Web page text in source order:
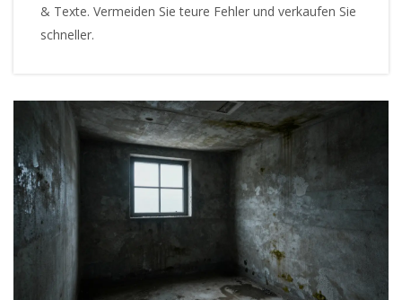
& Texte. Vermeiden Sie teure Fehler und verkaufen Sie
schneller.